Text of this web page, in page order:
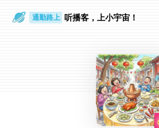
通勤路上 听播客，上小宇宙！